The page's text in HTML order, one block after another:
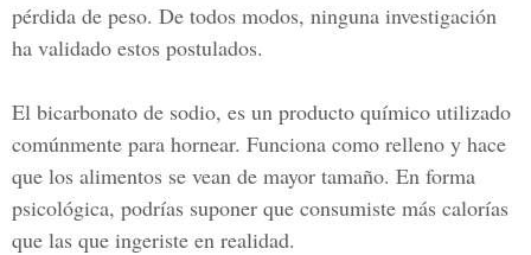
pérdida de peso. De todos modos, ninguna investigación
ha validado estos postulados.
El bicarbonato de sodio, es un producto químico utilizado
comúnmente para hornear. Funciona como relleno y hace
que los alimentos se vean de mayor tamaño. En forma
psicológica, podrías suponer que consumiste más calorías
que las que ingeriste en realidad.